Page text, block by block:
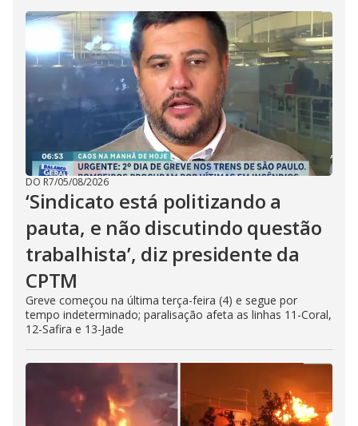
DO R7/05/08/2026
‘Sindicato está politizando a
pauta, e não discutindo questão
trabalhista’, diz presidente da
CPTM
Greve começou na última terça-feira (4) e segue por
tempo indeterminado; paralisação afeta as linhas 11-Coral,
12-Safira e 13-Jade